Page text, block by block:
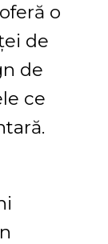
o
de
de
ce